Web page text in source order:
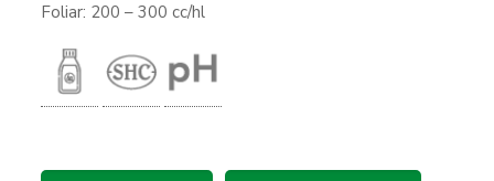
Foliar: 200 – 300 cc/hl